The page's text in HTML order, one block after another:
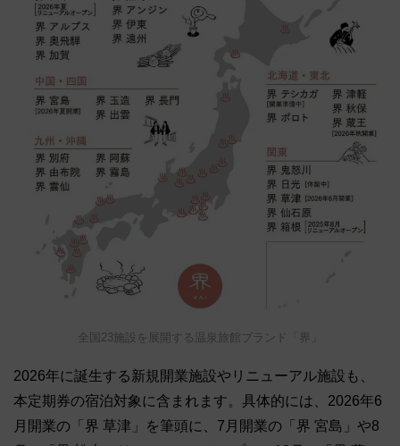
全国23施設を展開する温泉旅館ブランド「界」
2026年に誕生する新規開業施設やリニューアル施設も、
本定期券の宿泊対象に含まれます。具体的には、2026年6
月開業の「界 草津」を筆頭に、7月開業の「界 宮島」や8